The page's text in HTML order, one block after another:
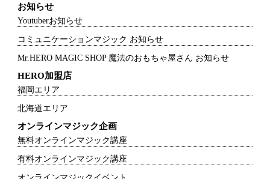
お知らせ
Youtuberお知らせ
コミュニケーションマジック お知らせ
Mr.HERO MAGIC SHOP 魔法のおもちゃ屋さん お知らせ
HERO加盟店
福岡エリア
北海道エリア
オンラインマジック企画
無料オンラインマジック講座
有料オンラインマジック講座